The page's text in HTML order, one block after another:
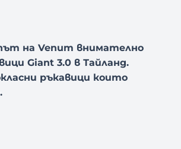
на Venum внимателно
Giant 3.0 в Тайланд.
ръкавици които